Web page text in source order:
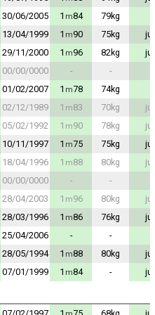
30/06/2005 1 m84 79kg
13/04/1999 1 m90 75kg
29/11/2000 1 m96 82kg
00/00/0000 - -
01/02/2007 1 m78 74kg
02/12/1989 1 m83 70kg
05/02/1992 1 m90 78kg
10/11/1997 1 m75 75kg
18/04/1996 1 m88 80kg
00/00/0000 - -
28/04/2003 1 m96 80kg
28/03/1996 1 m86 76kg
25/04/2006 - -
28/05/1994 1 m88 80kg
07/01/1999 1 m84 -